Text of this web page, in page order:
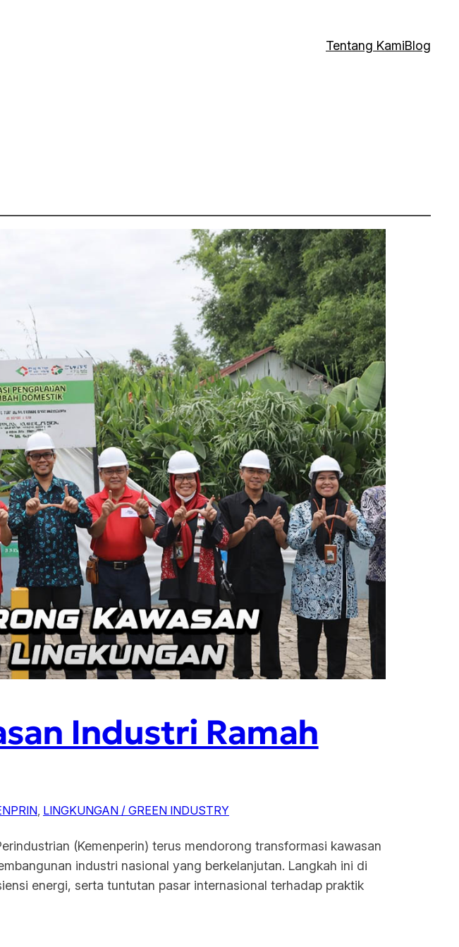
Tentang KamiBlog
Industri Ramah
, LINGKUNGAN / GREEN INDUSTRY
(Kemenperin) terus mendorong transformasi kawasan
industri nasional yang berkelanjutan. Langkah ini di
energi, serta tuntutan pasar internasional terhadap praktik